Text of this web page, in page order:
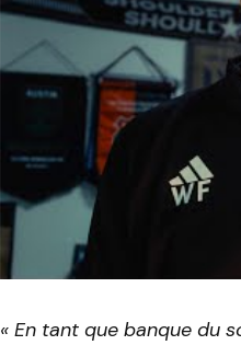
« En tant que banque du